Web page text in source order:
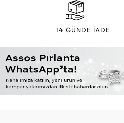
14 GÜNDE İADE